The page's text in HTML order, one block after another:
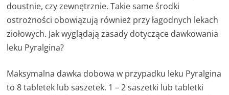
doustnie, czy zewnętrznie. Takie same środki
ostrożności obowiązują również przy łagodnych lekach
ziołowych. Jak wyglądają zasady dotyczące dawkowania
leku Pyralgina?
Maksymalna dawka dobowa w przypadku leku Pyralgina
to 8 tabletek lub saszetek. 1 – 2 saszetki lub tabletki